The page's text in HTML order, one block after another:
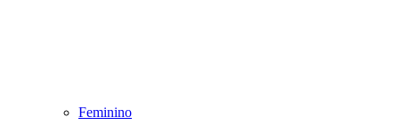
Feminino